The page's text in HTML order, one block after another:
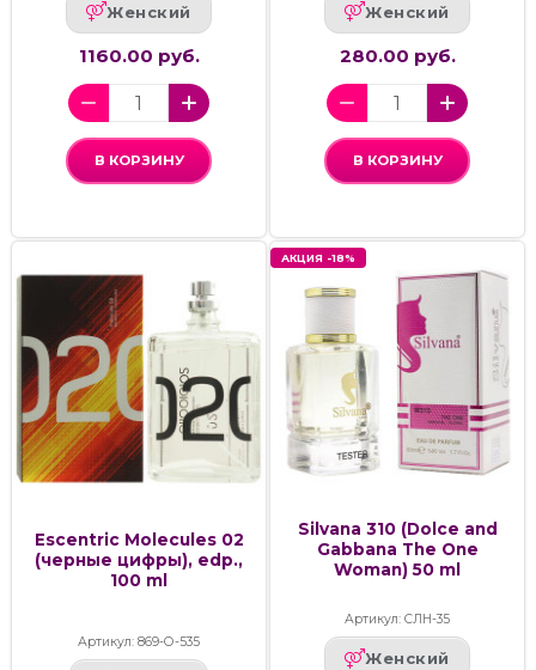
Женский
1160.00 руб.
В КОРЗИНУ
Женский
280.00 руб.
В КОРЗИНУ
Escentric Molecules 02
(черные цифры), edp.,
100 ml
Артикул: 869-О-535
АКЦИЯ -18%
Silvana 310 (Dolce and
Gabbana The One
Woman) 50 ml
Артикул: СЛН-35
Женский